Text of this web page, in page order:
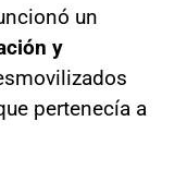
un
y
pertenecía a